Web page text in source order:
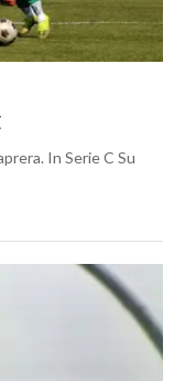
In Serie C Su